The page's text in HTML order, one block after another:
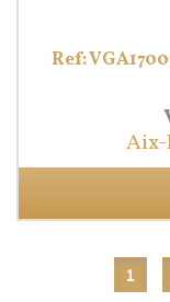
Ref:
Aix-
1